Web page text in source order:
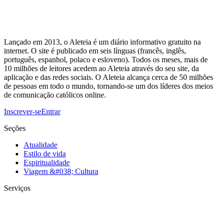
Lançado em 2013, o Aleteia é um diário informativo gratuito na
internet. O site é publicado em seis línguas (francês, inglês,
português, espanhol, polaco e esloveno). Todos os meses, mais de
10 milhões de leitores acedem ao Aleteia através do seu site, da
aplicação e das redes sociais. O Aleteia alcança cerca de 50 milhões
de pessoas em todo o mundo, tornando-se um dos líderes dos meios
de comunicação católicos online.
Inscrever-seEntrar
Seções
Atualidade
Estilo de vida
Espiritualidade
Viagem &#038; Cultura
Serviços